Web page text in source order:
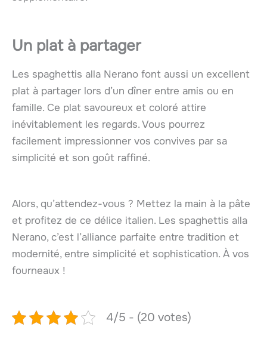
Un plat à partager
Les spaghettis alla Nerano font aussi un excellent
plat à partager lors d’un dîner entre amis ou en
famille. Ce plat savoureux et coloré attire
inévitablement les regards. Vous pourrez
facilement impressionner vos convives par sa
simplicité et son goût raffiné.
Alors, qu’attendez-vous ? Mettez la main à la pâte
et profitez de ce délice italien. Les spaghettis alla
Nerano, c’est l’alliance parfaite entre tradition et
modernité, entre simplicité et sophistication. À vos
fourneaux !
4/5 - (20 votes)